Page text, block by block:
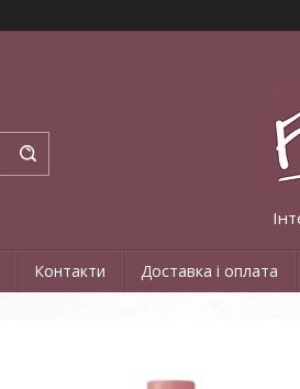
Контакти Доставка і оплата